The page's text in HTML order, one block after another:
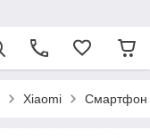
Xiaomi Смартфон